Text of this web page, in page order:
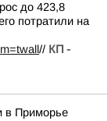
до 423,8
потратили на
// КП -
в Приморье